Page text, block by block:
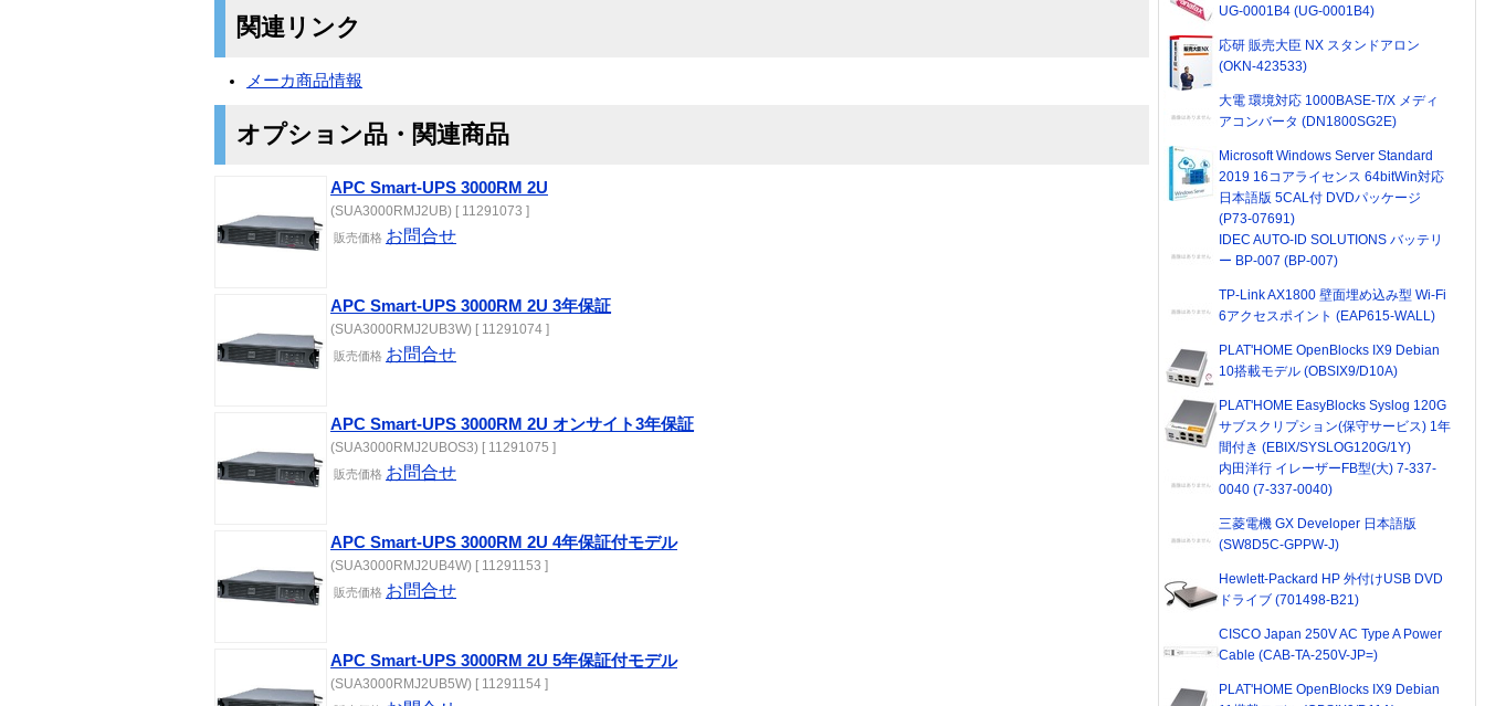
関連リンク
メーカ商品情報
オプション品・関連商品
APC Smart-UPS 3000RM 2U
(SUA3000RMJ2UB) [ 11291073 ]
販売価格 お問合せ
APC Smart-UPS 3000RM 2U 3年保証
(SUA3000RMJ2UB3W) [ 11291074 ]
販売価格 お問合せ
APC Smart-UPS 3000RM 2U オンサイト3年保証
(SUA3000RMJ2UBOS3) [ 11291075 ]
販売価格 お問合せ
APC Smart-UPS 3000RM 2U 4年保証付モデル
(SUA3000RMJ2UB4W) [ 11291153 ]
販売価格 お問合せ
APC Smart-UPS 3000RM 2U 5年保証付モデル
(SUA3000RMJ2UB5W) [ 11291154 ]
UG-0001B4 (UG-0001B4)
応研 販売大臣 NX スタンドアロン
(OKN-423533)
大電 環境対応 1000BASE-T/X メディ
アコンバータ (DN1800SG2E)
Microsoft Windows Server Standard
2019 16コアライセンス 64bitWin対応
日本語版 5CAL付 DVDパッケージ
(P73-07691)
IDEC AUTO-ID SOLUTIONS バッテリ
ー BP-007 (BP-007)
TP-Link AX1800 壁面埋め込み型 Wi-Fi
6アクセスポイント (EAP615-WALL)
PLAT'HOME OpenBlocks IX9 Debian
10搭載モデル (OBSIX9/D10A)
PLAT'HOME EasyBlocks Syslog 120G
サブスクリプション(保守サービス) 1年
間付き (EBIX/SYSLOG120G/1Y)
内田洋行 イレーザーFB型(大) 7-337-
0040 (7-337-0040)
三菱電機 GX Developer 日本語版
(SW8D5C-GPPW-J)
Hewlett-Packard HP 外付けUSB DVD
ドライブ (701498-B21)
CISCO Japan 250V AC Type A Power
Cable (CAB-TA-250V-JP=)
PLAT'HOME OpenBlocks IX9 Debian